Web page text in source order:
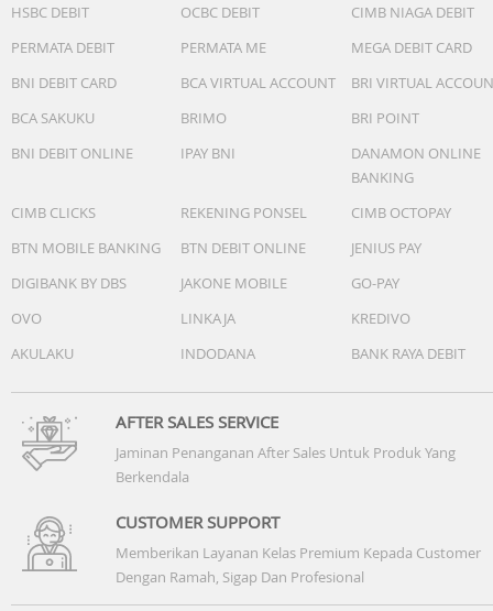
HSBC DEBIT
OCBC DEBIT
CIMB NIAGA DEBIT
PERMATA DEBIT
PERMATA ME
MEGA DEBIT CARD
BNI DEBIT CARD
BCA VIRTUAL ACCOUNT
BRI VIRTUAL
BCA SAKUKU
BRIMO
BRI POINT
BNI DEBIT ONLINE
IPAY BNI
DANAMON ONLINE
BANKING
CIMB CLICKS
REKENING PONSEL
CIMB OCTOPAY
BTN MOBILE BANKING
BTN DEBIT ONLINE
JENIUS PAY
DIGIBANK BY DBS
JAKONE MOBILE
GO-PAY
OVO
LINKAJA
KREDIVO
AKULAKU
INDODANA BANK RAYA DEBIT
AFTER SALES SERVICE
Jaminan Penanganan After Sales Untuk Produk Yang
Berkendala
CUSTOMER SUPPORT
Memberikan Layanan Kelas Premium Kepada Customer
Dengan Ramah, Sigap Dan Profesional